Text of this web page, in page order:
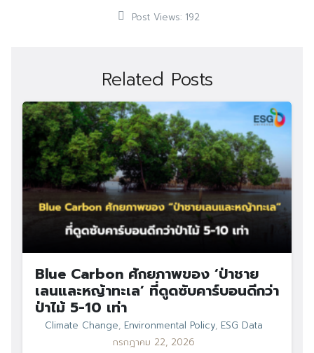
Post Views: 192
Related Posts
Blue Carbon ศักยภาพของ ‘ป่าชาย
เลนและหญ้าทะเล’ ที่ดูดซับคาร์บอนดีกว่า
ป่าไม้ 5-10 เท่า
Climate Change, Environmental Policy, ESG Data
กรกฎาคม 22, 2026